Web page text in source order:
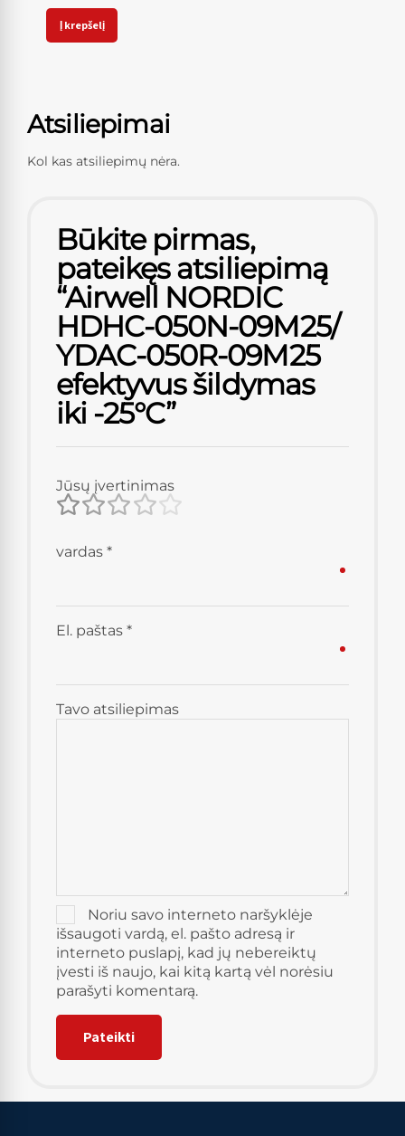
Į krepšelį
Atsiliepimai
Kol kas atsiliepimų nėra.
Būkite pirmas,
pateikęs atsiliepimą
“Airwell NORDIC
HDHC-050N-09M25/
YDAC-050R-09M25
efektyvus šildymas
iki -25°C”
Jūsų įvertinimas
Tavo atsiliepimas
vardas *
El. paštas *
Noriu savo interneto naršyklėje
išsaugoti vardą, el. pašto adresą ir
interneto puslapį, kad jų nebereiktų
įvesti iš naujo, kai kitą kartą vėl norėsiu
parašyti komentarą.